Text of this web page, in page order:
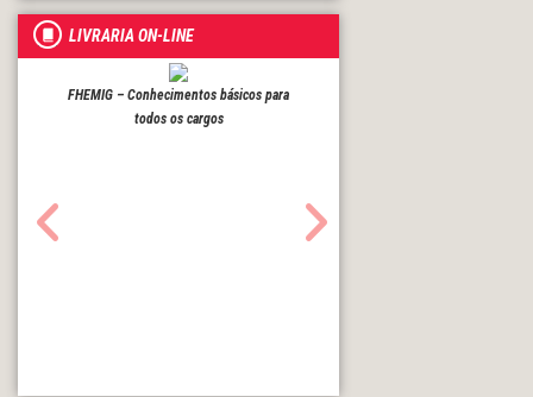
LIVRARIA ON-LINE
FHEMIG – Conhecimentos básicos para
todos os cargos